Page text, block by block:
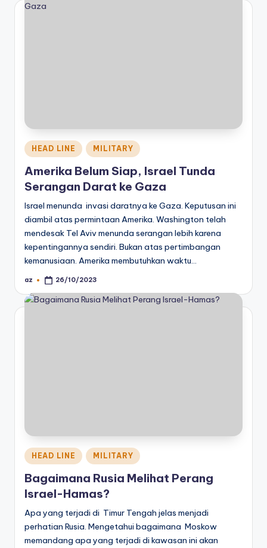
Posted
in
HEAD LINE MILITARY
Amerika Belum Siap, Israel Tunda
Serangan Darat ke Gaza
Israel menunda invasi daratnya ke Gaza. Keputusan ini
diambil atas permintaan Amerika. Washington telah
mendesak Tel Aviv menunda serangan lebih karena
kepentingannya sendiri. Bukan atas pertimbangan
kemanusiaan. Amerika membutuhkan waktu…
Posted
az 26/10/2023
Posted
in
HEAD LINE MILITARY
Bagaimana Rusia Melihat Perang
Israel-Hamas?
Apa yang terjadi di Timur Tengah jelas menjadi
perhatian Rusia. Mengetahui bagaimana Moskow
memandang apa yang terjadi di kawasan ini akan